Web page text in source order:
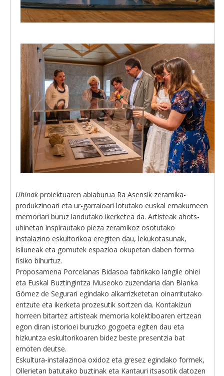
Uhinak proiektuaren abiaburua Ra Asensik zeramika-
produkzinoari eta ur-garraioari lotutako euskal emakumeen
memoriari buruz landutako ikerketea da. Artisteak ahots-
uhinetan inspirautako pieza zeramikoz osotutako
instalazino eskultorikoa eregiten dau, lekukotasunak,
isiluneak eta gomutek espazioa okupetan daben forma
fisiko bihurtuz.
Proposamena Porcelanas Bidasoa fabrikako langile ohiei
eta Euskal Buztingintza Museoko zuzendaria dan Blanka
Gómez de Segurari egindako alkarrizketetan oinarritutako
entzute eta ikerketa prozesutik sortzen da. Kontakizun
horreen bitartez artisteak memoria kolektiboaren ertzean
egon diran istorioei buruzko gogoeta egiten dau eta
hizkuntza eskultorikoaren bidez beste presentzia bat
emoten deutse.
Eskultura-instalazinoa oxidoz eta gresez egindako formek,
Ollerietan batutako buztinak eta Kantauri itsasotik datozen